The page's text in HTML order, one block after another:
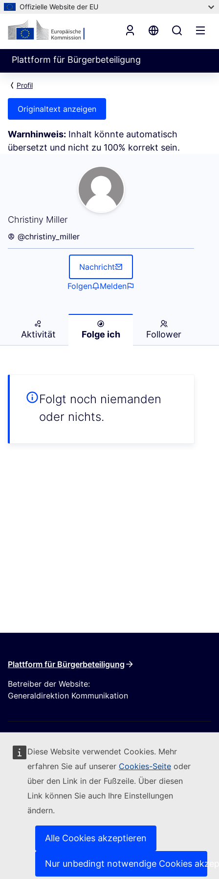
Offizielle Website der EU
Diese Website verwendet Cookies. Mehr
erfahren Sie auf unserer Cookies-Seite oder
über den Link in der Fußzeile. Über diesen
Link können Sie auch Ihre Einstellungen
ändern.
Alle Cookies akzeptieren
Nur unbedingt notwendige Cookies
Plattform für Bürgerbeteiligung
Profil
Originaltext anzeigen
Warnhinweis: Inhalt könnte automatisch
übersetzt und nicht zu 100% korrekt sein.
Christiny Miller
Folge ich (Christiny Miller)
@christiny_miller
Nachricht
Folgen
Melden
Aktivität Folge ich Follower
Folgt noch niemanden
oder nichts.
Plattform für Bürgerbeteiligung
Betreiber der Website:
Generaldirektion Kommunikation
Folgen Sie der Europäischen Kommission
Kontakt(Externer Link)
IT-Sicherheitslücke melden
Sprachen auf unseren Websites(Externer Link)
(Externer Link)
Schutz der Privatsphäre
Rechtlicher Hinweis
(Externer Link)